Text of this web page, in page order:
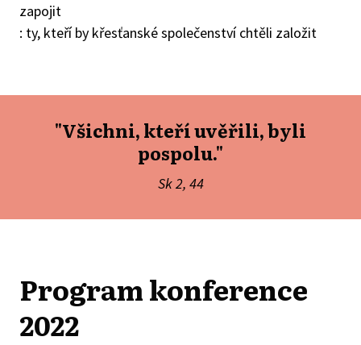
zapojit
: ty, kteří by křesťanské společenství chtěli založit
"Všichni, kteří uvěřili, byli
pospolu."
Sk 2, 44
Program konference
2022